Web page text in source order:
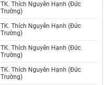
TK. Thích Nguyên Hạnh (Đức
Trường)
TK. Thích Nguyên Hạnh (Đức
Trường)
TK. Thích Nguyên Hạnh (Đức
Trường)
TK. Thích Nguyên Hạnh (Đức
Trường)